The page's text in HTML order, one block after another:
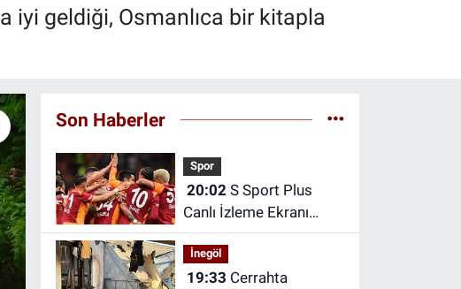
iyi geldiği, Osmanlıca bir kitapla
Son Haberler
Spor
20:02S Sport Plus
Canlı İzleme Ekranı
(Galatasaray -Villarreal
canlı izle) | S Sport Plus
nereden izlenir, hangi
İnegöl
19:33